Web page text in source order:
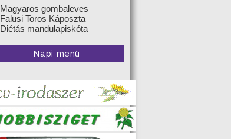
Magyaros gombaleves
Falusi Toros Káposzta
Diétás mandulapiskóta
Napi menü